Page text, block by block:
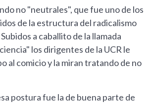
no "neutrales", que fue uno de los
de la estructura del radicalismo
a caballito de la llamada
los dirigentes de la UCR le
al comicio y la miran tratando de no
postura fue la de buena parte de